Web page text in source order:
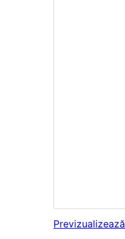
Previzualizează